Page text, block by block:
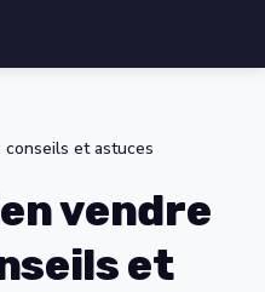
conseils et astuces
vendre
et